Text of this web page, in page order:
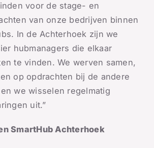
voor de stage- en
van onze bedrijven binnen
In de Achterhoek zijn we
hubmanagers die elkaar
te vinden. We werven samen,
op opdrachten bij de andere
we wisselen regelmatig
uit.”
SmartHub Achterhoek